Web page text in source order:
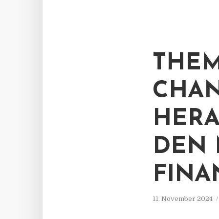
DEN
11. November 2024